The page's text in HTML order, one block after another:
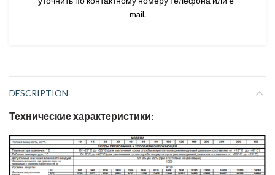
mail.
DESCRIPTION
Технические характеристики: